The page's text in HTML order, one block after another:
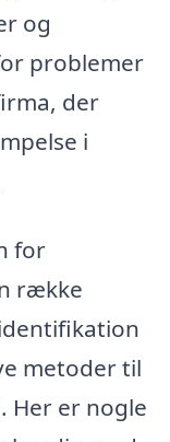
og
problemer
der
i
for
række
metoder til
Her er nogle